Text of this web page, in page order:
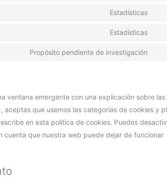
Estadísticas
Estadísticas
Propósito pendiente de investigación
ventana emergente con una explicación sobre las
que usemos las categorías de cookies y
en esta política de cookies. Puedes
que nuestra web puede dejar de funcionar